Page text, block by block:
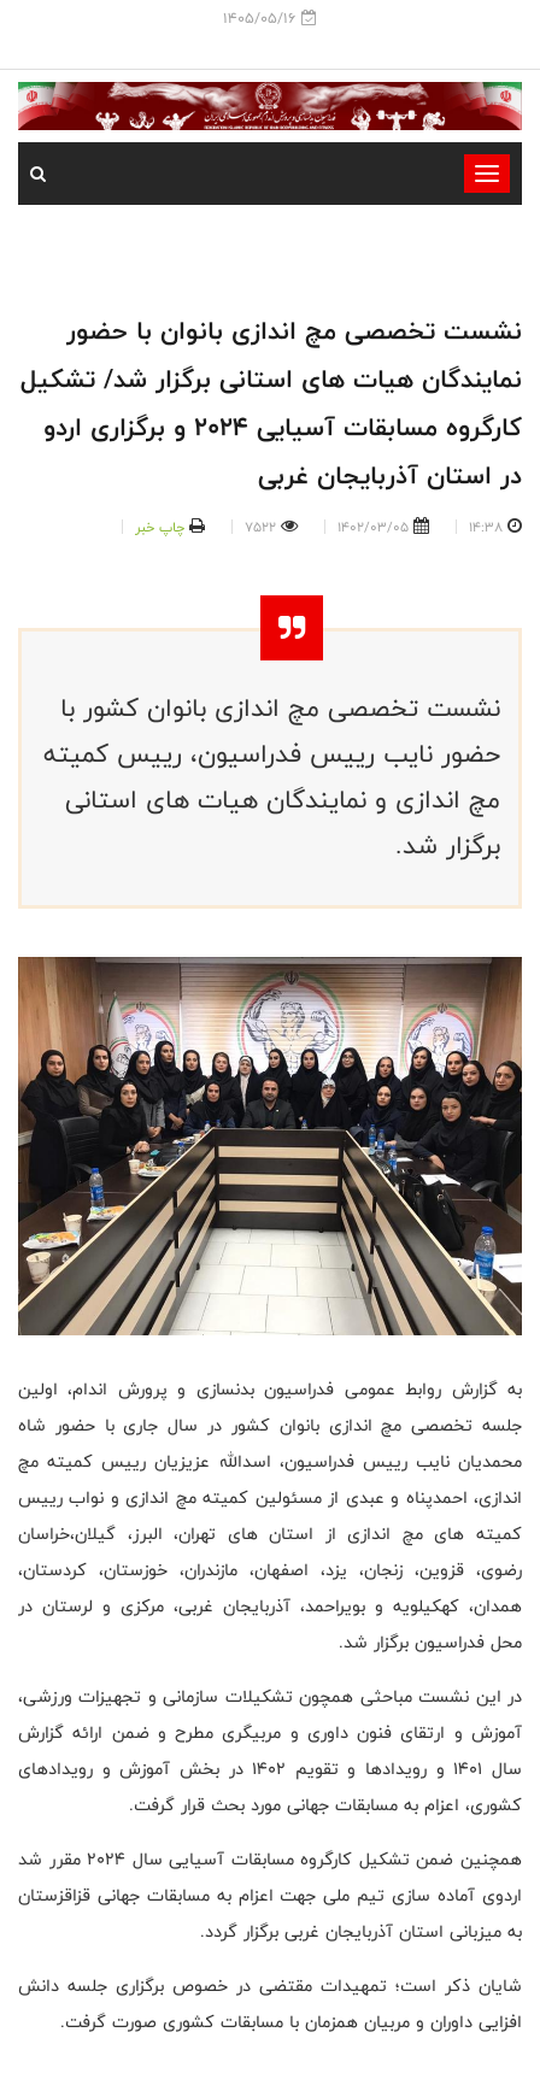
1405/05/16
-
-
نشست تخصصی مچ اندازی بانوان با حضور
نمایندگان هیات های استانی برگزار شد/ تشکیل
کارگروه مسابقات آسیایی 2024 و برگزاری اردو
در استان آذربایجان غربی
14:38
1402/03/05
7522 چاپ خبر
نشست تخصصی مچ اندازی بانوان کشور با
حضور نایب رییس فدراسیون، رییس کمیته
مچ اندازی و نمایندگان هیات های استانی
برگزار شد.
به گزارش روابط عمومی فدراسیون بدنسازی و پرورش اندام، اولین
جلسه تخصصی مچ اندازی بانوان کشور در سال جاری با حضور شاه
محمدیان نایب رییس فدراسیون، اسدالله عزیزیان رییس کمیته مچ
اندازی، احمدپناه و عبدى از مسئولین کمیته مچ اندازی و نواب رییس
کمیته های مچ اندازی از استان های تهران، البرز، گیلان،خراسان
رضوی، قزوین، زنجان، یزد، اصفهان، مازندران، خوزستان، کردستان،
همدان، کهکیلویه و بویراحمد، آذربایجان غربی، مرکزی و لرستان در
محل فدراسیون برگزار شد.
در این نشست مباحثی همچون تشکیلات سازمانی و تجهیزات ورزشی،
آموزش و ارتقای فنون داوری و مربیگری مطرح و ضمن ارائه گزارش
سال ۱۴۰۱ و رویدادها و تقویم ۱۴۰۲ در بخش آموزش و رویدادهای
کشوری، اعزام به مسابقات جهانی مورد بحث قرار گرفت.
همچنین ضمن تشکیل کارگروه مسابقات آسیایی سال ۲۰۲۴ مقرر شد
اردوی آماده سازی تیم ملی جهت اعزام به مسابقات جهانی قزاقزستان
به میزبانی استان آذربایجان غربی برگزار گردد.
شایان ذکر است؛ تمهیدات مقتضی در خصوص برگزاری جلسه دانش
افزایی داوران و مربیان همزمان با مسابقات کشوری صورت گرفت.